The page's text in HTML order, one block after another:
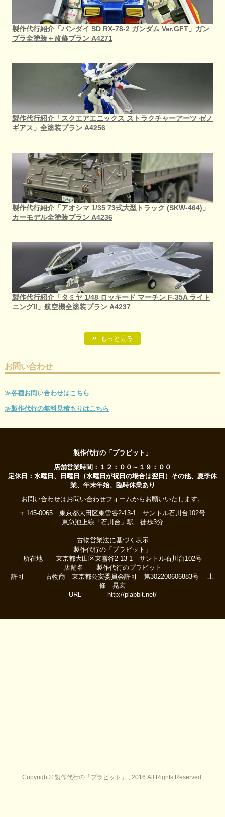
製作代行紹介「バンダイ SD RX-78-2 ガンダム Ver.GFT」ガン
プラ全塗装＋改修プラン A4271
製作代行紹介「スクエアエニックス ストラクチャーアーツ ゼノ
ギアス」全塗装プラン A4256
製作代行紹介「アオシマ 1/35 73式大型トラック (SKW-464)」
カーモデル全塗装プラン A4236
製作代行紹介「タミヤ 1/48 ロッキード マーチン F-35A ライト
ニングII」航空機全塗装プラン A4237
もっと見る
お問い合わせ
≫各種お問い合わせはこちら
≫製作代行の無料見積もりはこちら
製作代行の「プラビット」
店舗営業時間：１２：００～１９：００
定休日：水曜日、日曜日（水曜日が祝日の場合は翌日）その他、夏季休
業、年末年始、臨時休業あり
お問い合わせはお問い合わせフォームからお願いいたします。
〒145-0065 東京都大田区東雪谷2-13-1 サントル石川台102号
東急池上線「石川台」駅 徒歩3分
古物営業法に基づく表示
製作代行の「プラビット」
所在地 東京都大田区東雪谷2-13-1 サントル石川台102号
店舗名 製作代行のプラビット
許可 古物商 東京都公安委員会許可 第302200606883号 上
條 晃宏
URL http://plabbit.net/
Copyright© 製作代行の「プラビット」 , 2016 All Rights Reserved.